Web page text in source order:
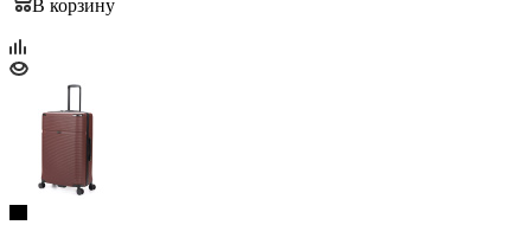
В корзину